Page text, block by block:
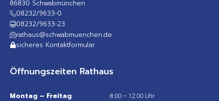
86830 Schwabmünchen
08232/9633-0
08232/9633-23
rathaus@schwabmuenchen.de
sicheres Kontaktformular
Öffnungszeiten Rathaus
Montag – Freitag 8:00 – 12:00 Uhr